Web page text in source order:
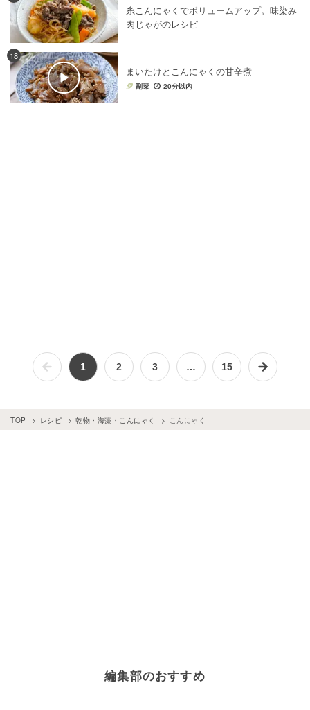
糸こんにゃくでボリュームアップ。味染み
肉じゃがのレシピ
18
まいたけとこんにゃくの甘辛煮
副菜 20分以内
1 2 3 … 15
TOP レシピ 乾物・海藻・こんにゃく こんにゃく
編集部のおすすめ